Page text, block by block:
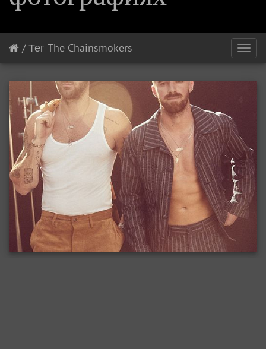
/Тег The Chainsmokers